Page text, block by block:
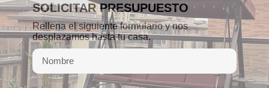
SOLICITAR PRESUPUESTO
Rellena el siguiente formulario y nos
desplazamos hasta tu casa.